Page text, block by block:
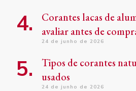
Corantes lacas de
avaliar antes de
24 de junho de 2026
Tipos de corantes
usados
24 de junho de 2026